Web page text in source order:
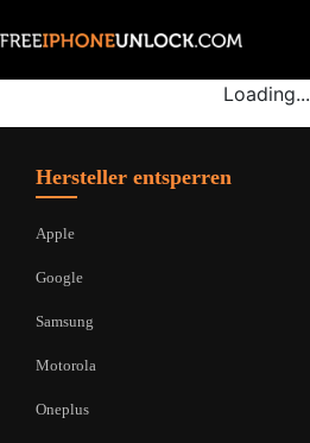
Loading...
Hersteller entsperren
Apple
Google
Samsung
Motorola
Oneplus